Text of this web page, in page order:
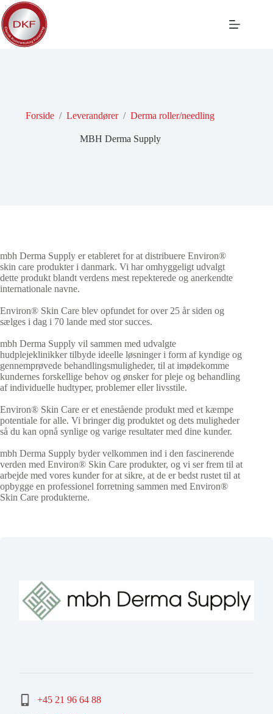
Fortsæt
til
indhold
Forside / Leverandører / Derma roller/needling
MBH Derma Supply
mbh Derma Supply er etableret for at distribuere Environ®
skin care produkter i danmark. Vi har omhyggeligt udvalgt
dette produkt blandt verdens mest repekterede og anerkendte
internationale navne.
Environ® Skin Care blev opfundet for over 25 år siden og
sælges i dag i 70 lande med stor succes.
mbh Derma Supply vil sammen med udvalgte
hudplejeklinikker tilbyde ideelle løsninger i form af kyndige og
gennemprøvede behandlingsmuligheder, til at imødekomme
kundernes forskellige behov og ønsker for pleje og behandling
af individuelle hudtyper, problemer eller livsstile.
Environ® Skin Care er et enestående produkt med et kæmpe
potentiale for alle. Vi bringer dig produktet og dets muligheder
så du kan opnå synlige og varige resultater med dine kunder.
mbh Derma Supply byder velkommen ind i den fascinerende
verden med Environ® Skin Care produkter, og vi ser frem til at
arbejde med vores kunder for at sikre, at de er bedst rustet til at
opbygge en professionel forretning sammen med Environ®
Skin Care produkterne.
+45 21 96 64 88